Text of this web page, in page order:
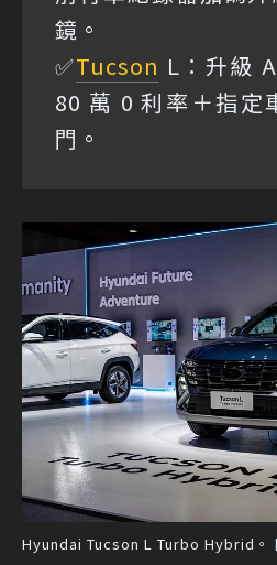
鏡。
✅Tucson L：升級
80 萬 0 利率＋指定
門。
Hyundai Tucson L Turbo Hybrid。